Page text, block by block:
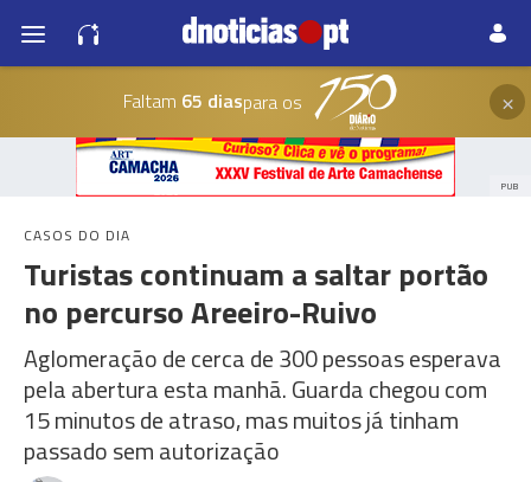
Faltam 65 diaspara os ×
PUB
CASOS DO DIA
Turistas continuam a saltar portão
no percurso Areeiro-Ruivo
Aglomeração de cerca de 300 pessoas esperava
pela abertura esta manhã. Guarda chegou com
15 minutos de atraso, mas muitos já tinham
passado sem autorização